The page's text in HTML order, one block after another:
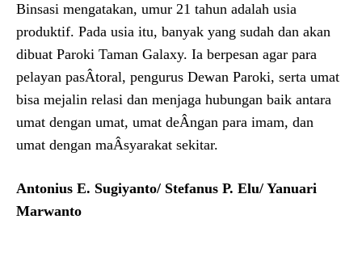
Binsasi mengatakan, umur 21 tahun adalah usia
produktif. Pada usia itu, banyak yang sudah dan akan
dibuat Paroki Taman Galaxy. Ia berpesan agar para
pelayan pasÂ­toral, pengurus Dewan Paroki, serta umat
bisa mejalin relasi dan menjaga hubungan baik antara
umat dengan umat, umat deÂ­ngan para imam, dan
umat dengan maÂ­syarakat sekitar.
Antonius E. Sugiyanto/ Stefanus P. Elu/ Yanuari
Marwanto